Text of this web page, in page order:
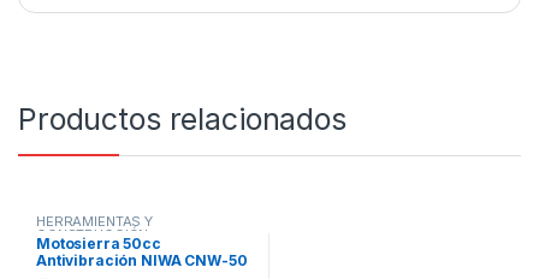
Productos relacionados
HERRAMIENTAS Y
CONSTRUCCIÓN
Motosierra 50cc
Antivibración NIWA CNW-50